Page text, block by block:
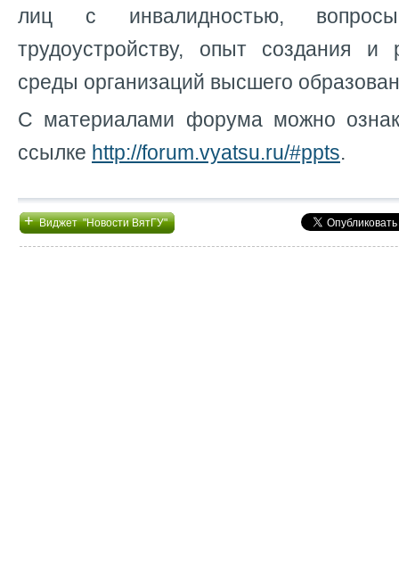
лиц с инвалидностью,
трудоустройству, опыт создания и
среды организаций высшего
С материалами форума можно
ссылке http://forum.vyatsu.ru/#ppts.
+Виджет "Новости ВятГУ"